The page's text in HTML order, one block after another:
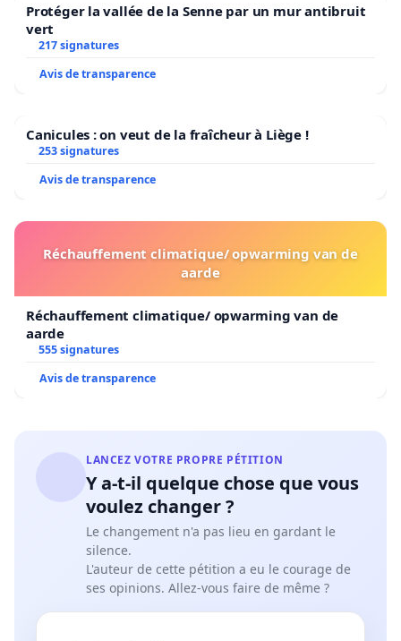
Protéger la vallée de la Senne par un mur antibruit
vert
217 signatures
Avis de transparence
Canicules : on veut de la fraîcheur à Liège !
253 signatures
Avis de transparence
Réchauffement climatique/ opwarming van de
aarde
Réchauffement climatique/ opwarming van de
aarde
555 signatures
Avis de transparence
LANCEZ VOTRE PROPRE PÉTITION
Y a-t-il quelque chose que vous
voulez changer ?
Le changement n'a pas lieu en gardant le
silence.
L'auteur de cette pétition a eu le courage de
ses opinions. Allez-vous faire de même ?